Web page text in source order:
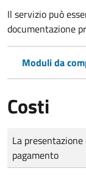
Il servizio può
documentazione
Moduli da
Costi
Tipo di pagamento
Importo
La
pagamento